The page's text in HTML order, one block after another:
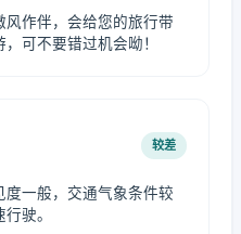
作伴，会给您的旅行带
可不要错过机会呦！
较差
一般，交通气象条件较
驶。